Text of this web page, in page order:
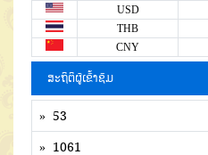
USD
THB
CNY
ສະຖິຕິຜູ້ເຂົ້າຊົມ
» 53
» 1061